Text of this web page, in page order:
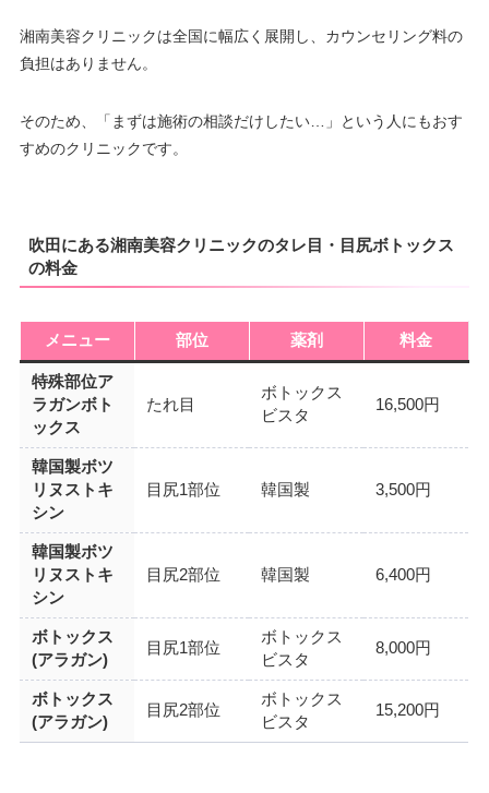
湘南美容クリニックは全国に幅広く展開し、カウンセリング料の
負担はありません。
そのため、「まずは施術の相談だけしたい…」という人にもおす
すめのクリニックです。
吹田にある湘南美容クリニックのタレ目・目尻ボトックス
の料金
メニュー 部位 薬剤 料金
特殊部位ア
ラガンボト
ックス
たれ目
ボトックス
ビスタ
16,500円
韓国製ボツ
リヌストキ
シン
目尻1部位 韓国製 3,500円
韓国製ボツ
リヌストキ
シン
目尻2部位 韓国製 6,400円
ボトックス
(アラガン)
目尻1部位
ボトックス
ビスタ
8,000円
ボトックス
(アラガン)
目尻2部位
ボトックス
ビスタ
15,200円